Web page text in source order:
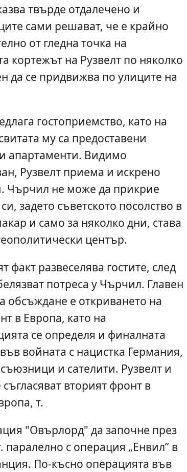
твърде отдалечено и
сами решават, че е крайно
от гледна точка на
кортежът на Рузвелт по няколко
да се придвижва по улиците на
гостоприемство, като на
му са предоставени
апартаменти. Видимо
Рузвелт приема и искрено
Чърчил не може да прикрие
задето съветското посолство в
и само за няколко дни, става
център.
факт развеселява гостите, след
потреса у Чърчил. Главен
обсъждане е откриването на
в Европа, като на
се определя и финалната
войната с нацистка Германия,
и сателити. Рузвелт и
вторият фронт в
т.
"Овърлорд" да започне през
паралелно с операция „Енвил” в
По-късно операцията във